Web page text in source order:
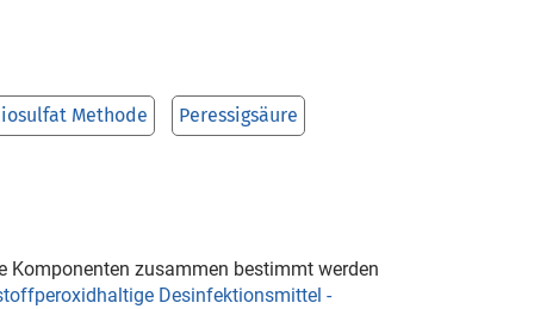
Methode Peressigsäure
Komponenten zusammen bestimmt werden
Desinfektionsmittel -